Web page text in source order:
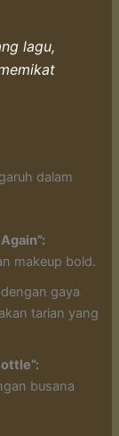
lagu,
dalam
makeup bold.
gaya
tarian yang
busana